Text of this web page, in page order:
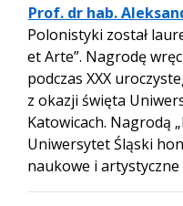
Prof. dr hab.
Polonistyki został
et Arte”. Nagrodę
podczas XXX
z okazji święta
Katowicach. Nagrodą
Uniwersytet Śląski
naukowe i